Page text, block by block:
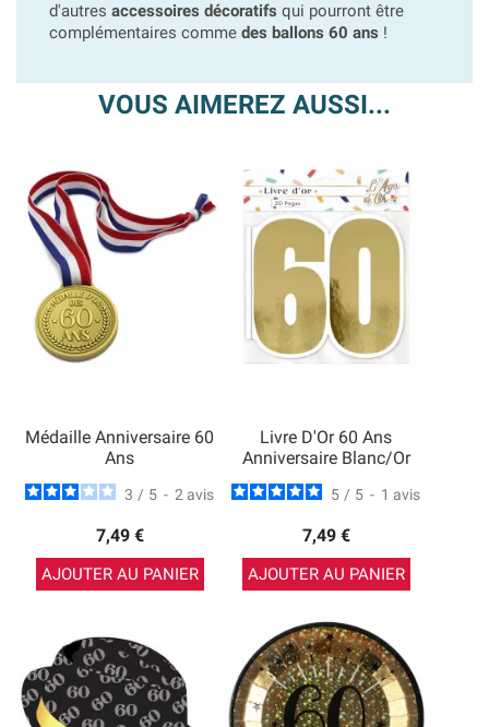
d'autres accessoires décoratifs qui pourront être
complémentaires comme des ballons 60 ans !
VOUS AIMEREZ AUSSI...
Médaille Anniversaire 60
Ans
3 / 5 - 2 avis
7,49 €
AJOUTER AU PANIER
Livre D'Or 60 Ans
Anniversaire Blanc/Or
5 / 5 - 1 avis
7,49 €
AJOUTER AU PANIER